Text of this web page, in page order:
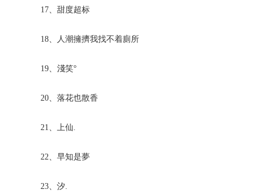
17、甜度超标
18、人潮擁擠我找不着廁所
19、淺笑°
20、落花也散香
21、上仙.
22、早知是夢
23、汐.